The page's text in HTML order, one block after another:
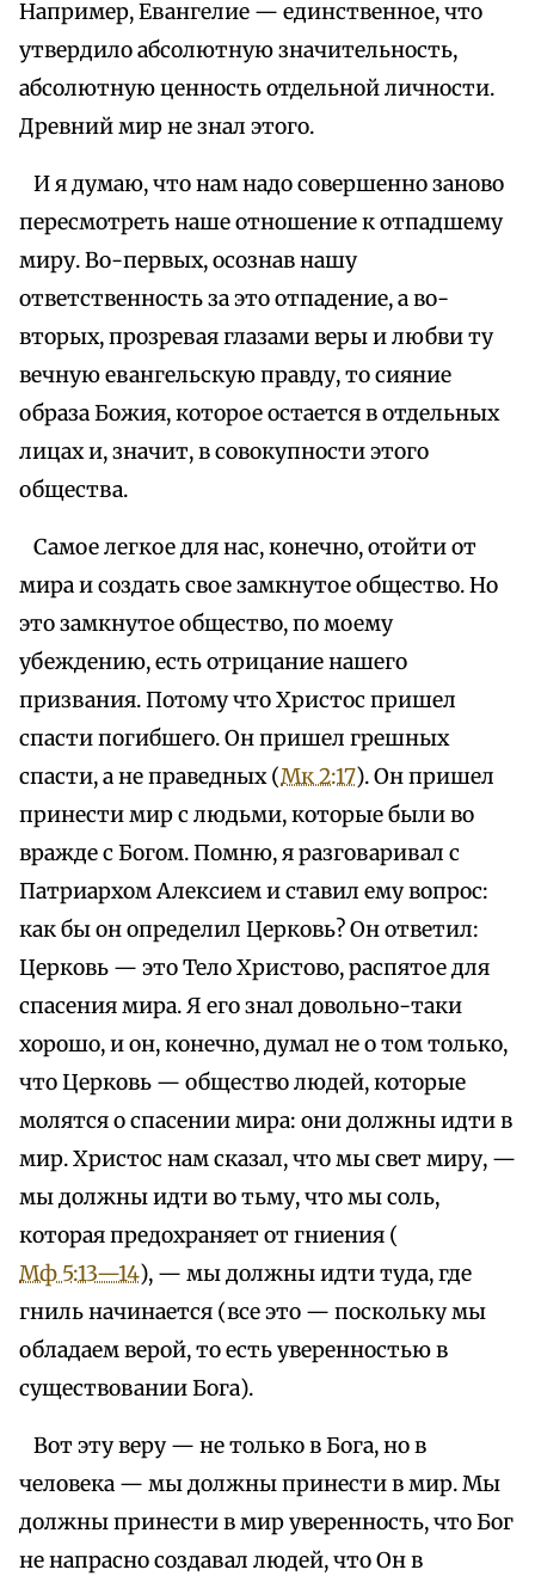
Например, Евангелие — единственное, что
утвердило абсолютную значительность,
абсолютную ценность отдельной личности.
Древний мир не знал этого.
И я думаю, что нам надо совершенно заново
пересмотреть наше отношение к отпадшему
миру. Во-первых, осознав нашу
ответственность за это отпадение, а во-
вторых, прозревая глазами веры и любви ту
вечную евангельскую правду, то сияние
образа Божия, которое остается в отдельных
лицах и, значит, в совокупности этого
общества.
Самое легкое для нас, конечно, отойти от
мира и создать свое замкнутое общество. Но
это замкнутое общество, по моему
убеждению, есть отрицание нашего
призвания. Потому что Христос пришел
спасти погибшего. Он пришел грешных
спасти, а не праведных (Мк 2:17). Он пришел
принести мир с людьми, которые были во
вражде с Богом. Помню, я разговаривал с
Патриархом Алексием и ставил ему вопрос:
как бы он определил Церковь? Он ответил:
Церковь — это Тело Христово, распятое для
спасения мира. Я его знал довольно-таки
хорошо, и он, конечно, думал не о том только,
что Церковь — общество людей, которые
молятся о спасении мира: они должны идти в
мир. Христос нам сказал, что мы свет миру, —
мы должны идти во тьму, что мы соль,
которая предохраняет от гниения (
Мф 5:13—14), — мы должны идти туда, где
гниль начинается (все это — поскольку мы
обладаем верой, то есть уверенностью в
существовании Бога).
Вот эту веру — не только в Бога, но в
человека — мы должны принести в мир. Мы
должны принести в мир уверенность, что Бог
не напрасно создавал людей, что Он в